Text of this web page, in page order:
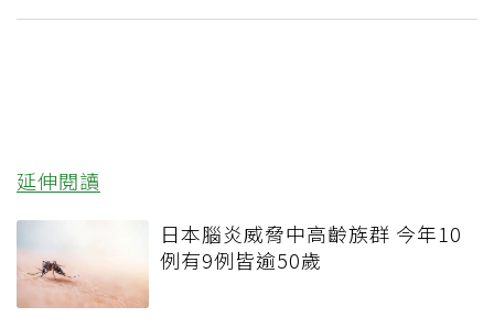
延伸閱讀
日本腦炎威脅中高齡族群 今年10
例有9例皆逾50歲